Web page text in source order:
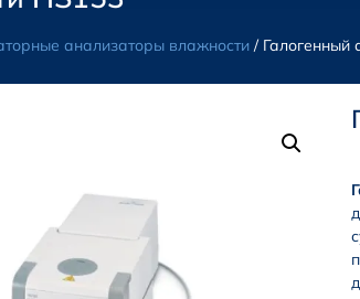
анализаторы влажности / Галогенный